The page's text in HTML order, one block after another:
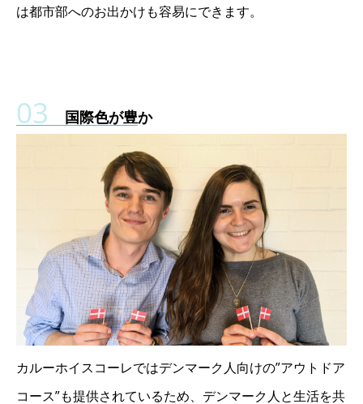
は都市部へのお出かけも容易にできます。
国際色が豊か
カルーホイスコーレではデンマーク人向けの”アウトドア
コース”も提供されているため、デンマーク人と生活を共